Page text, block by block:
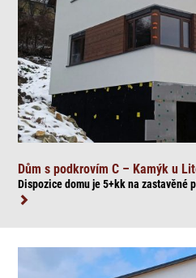
Dům s podkrovím C – Kamýk u
Dispozice domu je 5+kk na zastavěné